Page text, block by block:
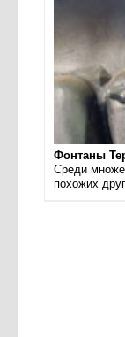
Фонтаны
Среди
похожих